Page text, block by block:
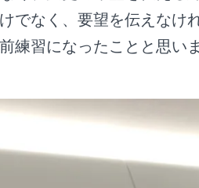
でなく、要望を伝えなけ
練習になったことと思いま